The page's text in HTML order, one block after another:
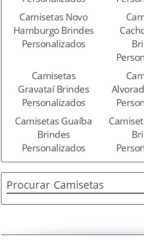
Camisetas Novo
Hamburgo Brindes
Personalizados
Camisetas
Gravataí Brindes
Personalizados
Camisetas Guaíba
Brindes
Personalizados
Procurar Camisetas